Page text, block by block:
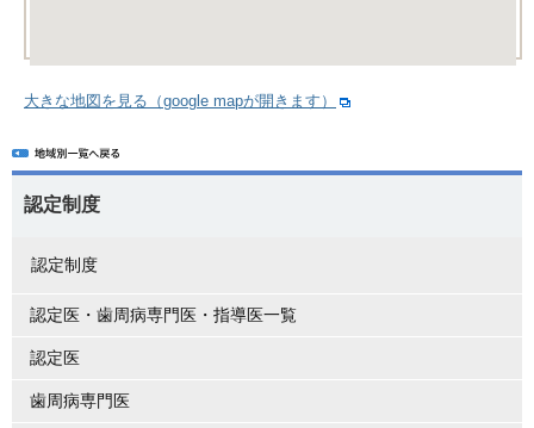
大きな地図を見る（google mapが開きます）
認定制度
認定制度
認定医・歯周病専門医・指導医一覧
認定医
歯周病専門医